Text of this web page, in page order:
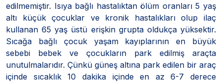
edilmemiştir. Isıya bağlı hastalıktan ölüm oranları 5 yaş
altı küçük çocuklar ve kronik hastalıkları olup ilaç
kullanan 65 yaş üstü erişkin grupta oldukça yüksektir.
Sıcağa bağlı çocuk yaşam kayıplarının en büyük
sebebi bebek ve çocukların park edilmiş araçta
unutulmalarıdır. Çünkü güneş altına park edilen bir araç
içinde sıcaklık 10 dakika içinde en az 6-7 derece